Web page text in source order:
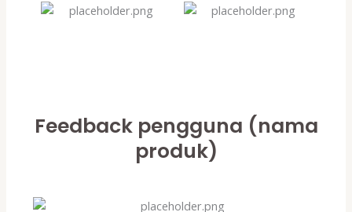
Feedback pengguna (nama
produk)